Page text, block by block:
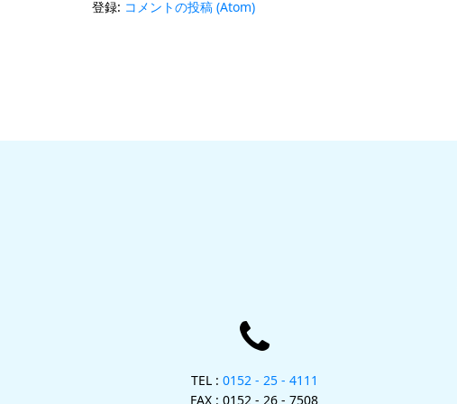
登録: コメントの投稿 (Atom)
TEL : 0152 - 25 - 4111
FAX : 0152 - 26 - 7508